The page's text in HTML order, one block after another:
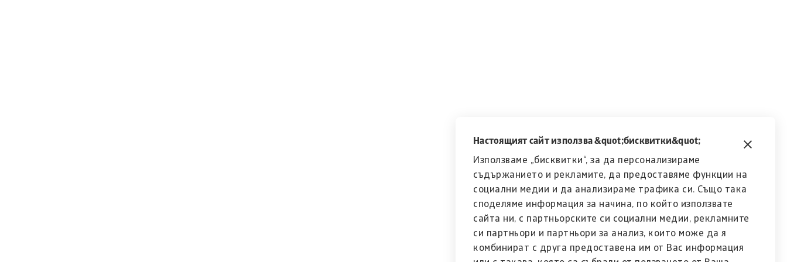
Настоящият сайт използва &quot;бисквитки&quot;
Използваме „бисквитки“, за да персонализираме
съдържанието и рекламите, да предоставяме функции на
социални медии и да анализираме трафика си. Също така
споделяме информация за начина, по който използвате
сайта ни, с партньорските си социални медии, рекламните
си партньори и партньори за анализ, които може да я
комбинират с друга предоставена им от Вас информация